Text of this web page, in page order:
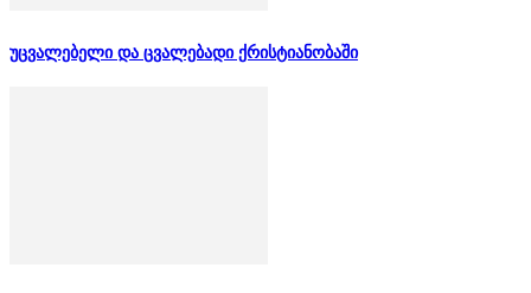
უცვალებელი და ცვალებადი ქრისტიანობაში